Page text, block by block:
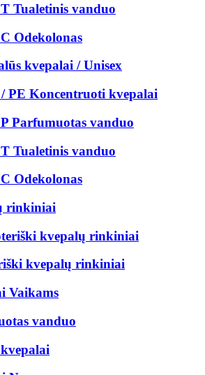
Tualetinis vanduo
Odekolonas
kvepalai / Unisex
/ PE Koncentruoti kvepalai
Parfumuotas vanduo
Tualetinis vanduo
Odekolonas
rinkiniai
kvepalų rinkiniai
kvepalų rinkiniai
Vaikams
vanduo